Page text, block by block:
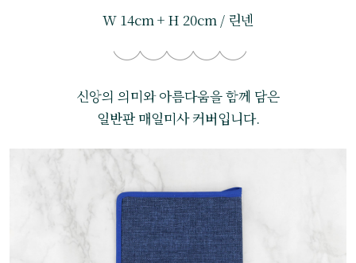
W 14cm + H 20cm / 린넨
신앙의 의미와 아름다움을 함께 담은
일반판 매일미사 커버입니다.